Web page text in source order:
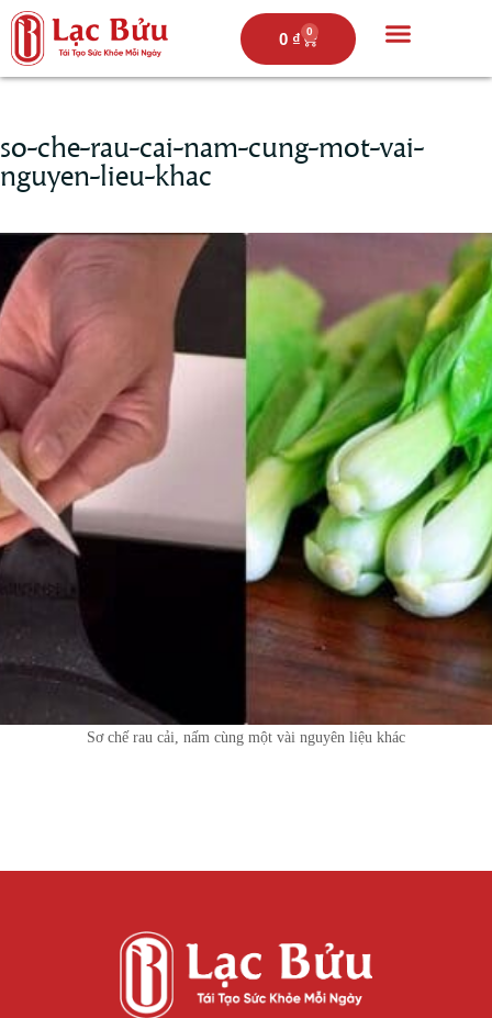
0 ₫ 0
so-che-rau-cai-nam-cung-mot-vai-
nguyen-lieu-khac
Sơ chế rau cải, nấm cùng một vài nguyên liệu khác